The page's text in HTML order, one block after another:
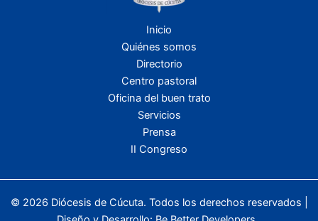
Inicio
Quiénes somos
Directorio
Centro pastoral
Oficina del buen trato
Servicios
Prensa
II Congreso
© 2026 Diócesis de Cúcuta. Todos los derechos reservados |